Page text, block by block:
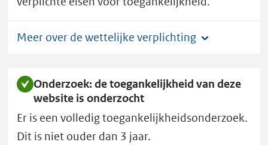
heeft
toegankelijkheidsstatus
A.
Meer over de wettelijke verplichting
Onderzoek: de toegankelijkheid van deze
website is onderzocht
Er is een volledig toegankelijkheidsonderzoek.
Dit is niet ouder dan 3 jaar.